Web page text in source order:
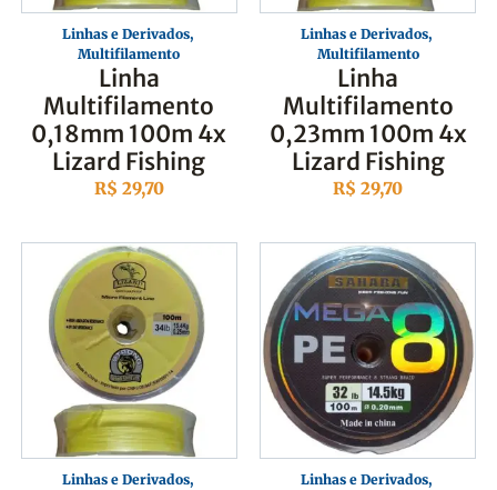
Linhas e Derivados,
Multifilamento
Linha
Multifilamento
0,18mm 100m 4x
Lizard Fishing
R$ 29,70
Linhas e Derivados,
Multifilamento
Linha
Multifilamento
0,23mm 100m 4x
Lizard Fishing
R$ 29,70
Linhas e Derivados,
Linhas e Derivados,